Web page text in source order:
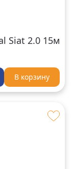
Siat 2.0 15м
В корзину